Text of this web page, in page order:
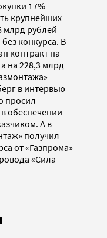
17%
крупнейших
млрд рублей
конкурса. В
контракт на
на 228,3 млрд
в интервью
просил
обеспечении
А в
получил
от «Газпрома»
«Сила